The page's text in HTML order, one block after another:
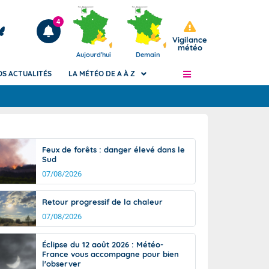
Articles
4
Aujourd'hui Demain
Vigilance
météo
de
Phénomènes dangereux de J+2 à J+7
Avertissement pluies intenses à l'échelle
des communes (Apic)
Bulletins Marine
Bulletins d'estimation du risque
d'avalanche
Météo des forêts
Vigicrues
ACTUALITÉS LA MÉTÉO DE A À Z
Feux de forêts : danger élevé dans le
Sud
07/08/2026
Retour progressif de la chaleur
07/08/2026
Éclipse du 12 août 2026 : Météo-
France vous accompagne pour bien
l'observer